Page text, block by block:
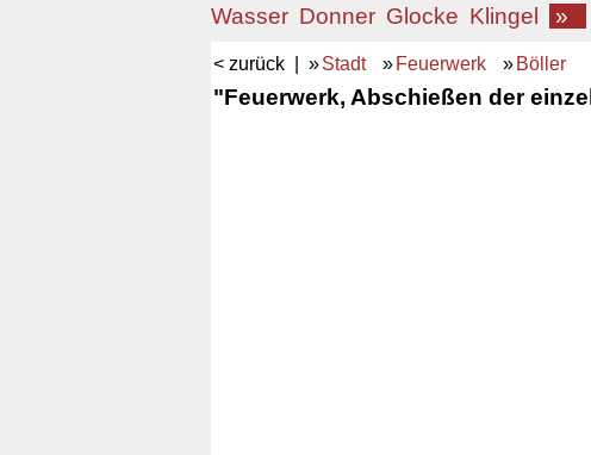
Wasser Donner Glocke Klingel »
< zurück | »Stadt » Feuerwerk » Böller
"Feuerwerk, Abschießen der